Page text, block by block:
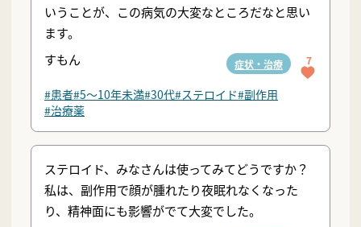
いうことが、この病気の大変なところだなと思い
ます。
すもん
症状・治療 7
#患者#5〜10年未満#30代#ステロイド#副作用
#治療薬
ステロイド、みなさんは使ってみてどうですか？
私は、副作用で顔が腫れたり夜眠れなくなった
り、精神面にも影響がでて大変でした。